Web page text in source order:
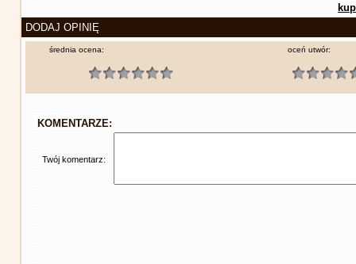
DODAJ OPINIĘ
średnia ocena: oceń utwór:
KOMENTARZE:
Twój komentarz: